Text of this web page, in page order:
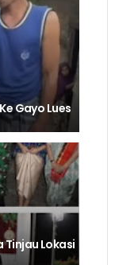
Gayo Lues
Lokasi